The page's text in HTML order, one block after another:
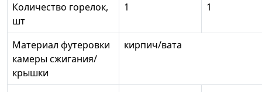
Количество горелок,
шт
1 1
Материал футеровки
камеры сжигания/
крышки
кирпич/вата